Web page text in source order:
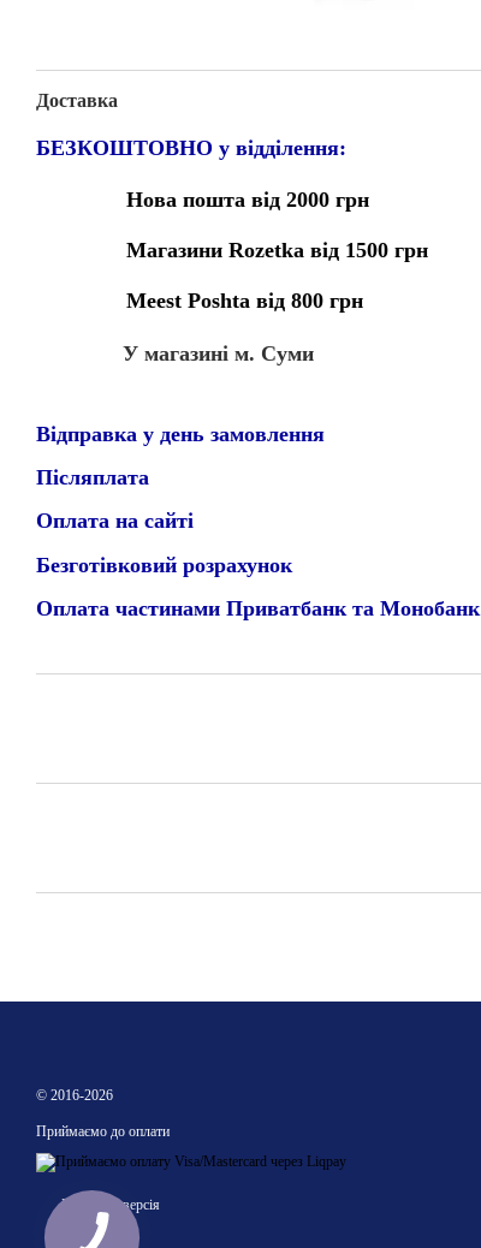
Доставка
БЕЗКОШТОВНО у відділення:
Нова пошта від 2000 грн
Магазини Rozetka від 1500 грн
Meest Poshta від 800 грн
У магазині м. Суми
Відправка у день замовлення
Післяплата
Оплата на сайті
Безготівковий розрахунок
Оплата частинами Приватбанк та Монобанк
© 2016-2026
Приймаємо до оплати
Мобільна версія